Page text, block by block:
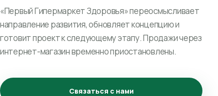
«Первый Гипермаркет Здоровья» переосмысливает
направление развития, обновляет концепцию и
готовит проект к следующему этапу. Продажи через
интернет-магазин временно приостановлены.
Связаться с нами